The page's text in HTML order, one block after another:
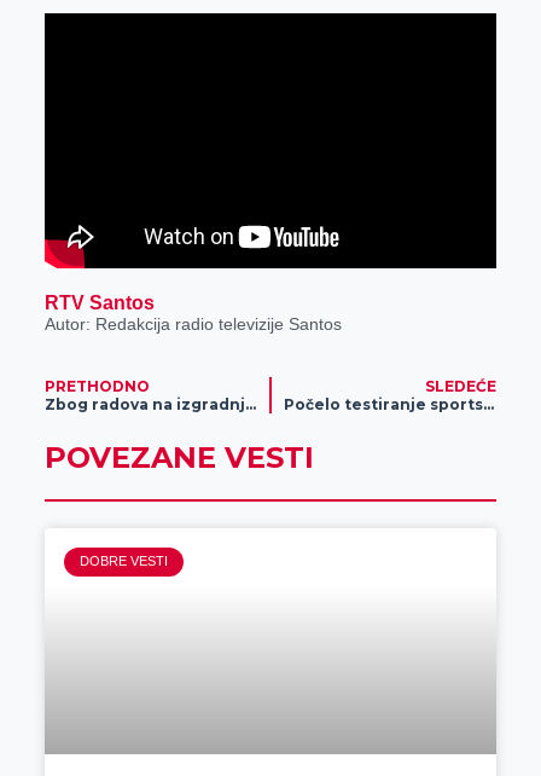
RTV Santos
Autor: Redakcija radio televizije Santos
PRETHODNO
Zbog radova na izgradnji benzinske stanice NIS “Zrenjanin centar”, zatvorena jedna traka na delu magistrale – oprez za sve učesnike u saobraćaju
SLEDEĆE
Počelo testiranje sportskih talenata iz AP Vojvodine- Za stipendije obezbeđeno 10 miiona dinara
POVEZANE VESTI
DOBRE VESTI